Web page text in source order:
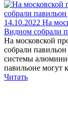
14.10.2022 На
Видном собрали
На московской
собрали
системы
павильоне могут
Читать